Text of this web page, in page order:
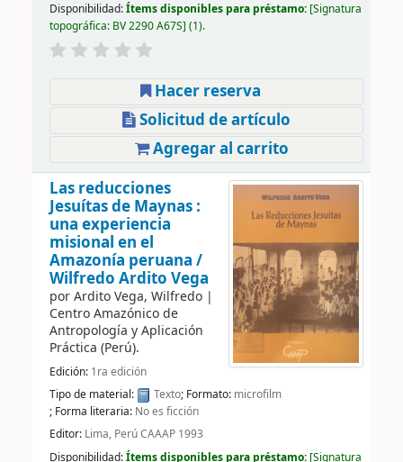
Disponibilidad:Ítems disponibles para préstamo: Signatura
topográfica: BV 2290 A67S (1).
Hacer reserva
Solicitud de artículo
Agregar al carrito
Las reducciones
Jesuítas de Maynas :
una experiencia
misional en el
Amazonía peruana /
Wilfredo Ardito Vega
porArdito Vega, Wilfredo|
Centro Amazónico de
Antropología y Aplicación
Práctica (Perú).
Edición: 1ra edición
Tipo de material:
Texto; Formato: microfilm
; Forma literaria: No es ficción
Editor: Lima, Perú CAAAP 1993
Disponibilidad:Ítems disponibles para préstamo: Signatura